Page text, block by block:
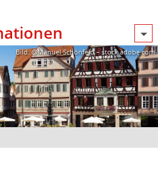
Bild: @Manuel Schönfeld – stock.adobe.com